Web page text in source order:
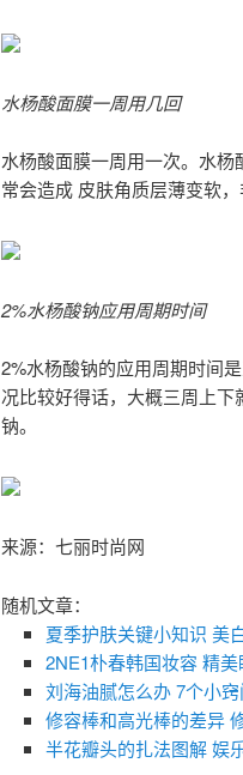
水杨酸面膜一周用几回
水杨酸面膜一周用一次。水
常会造成 皮肤角质层薄变软
2%水杨酸钠应用周期时间
2%水杨酸钠的应用周期时间
况比较好得话，大概三周上
钠。
来源：七丽时尚网
随机文章：
夏季护肤关键小知识 美
2NE1朴春韩国妆容 精
刘海油腻怎么办 7个小
修容棒和高光棒的差异​
半花瓣头的扎法图解 娱